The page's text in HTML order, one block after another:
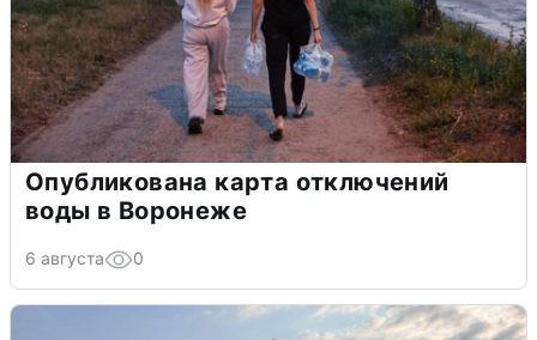
Опубликована карта отключений
воды в Воронеже
6 августа 0